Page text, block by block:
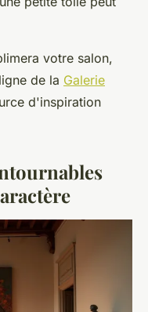
votre salon,
de la Galerie
d'inspiration